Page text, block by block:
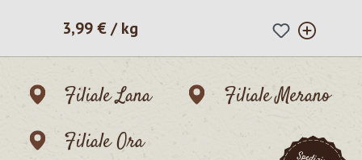
Prezzo normale:
3,99 € / kg
Filiale Lana
Filiale Merano
Filiale Ora